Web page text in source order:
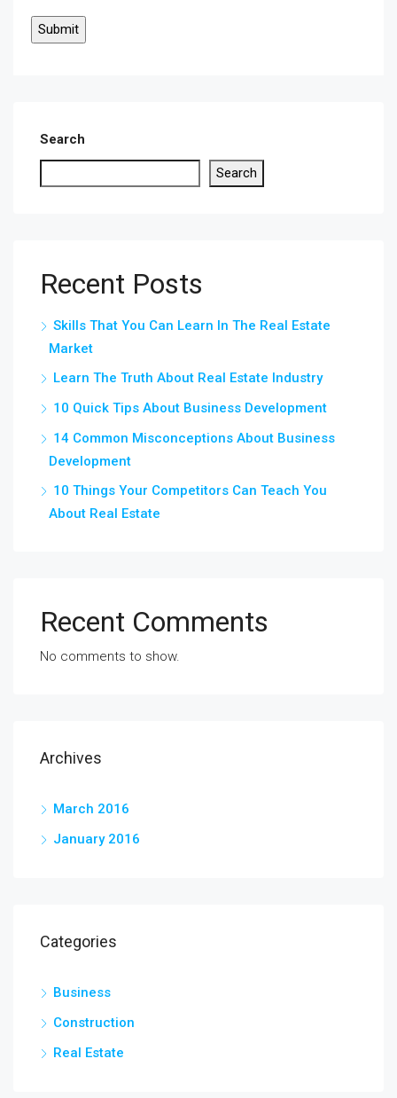
Search
Search
Recent Posts
Skills That You Can Learn In The Real Estate
Market
Learn The Truth About Real Estate Industry
10 Quick Tips About Business Development
14 Common Misconceptions About Business
Development
10 Things Your Competitors Can Teach You
About Real Estate
Recent Comments
No comments to show.
Archives
March 2016
January 2016
Categories
Business
Construction
Real Estate